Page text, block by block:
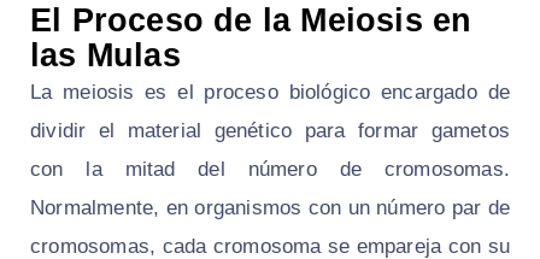
El Proceso de la Meiosis en
las Mulas
La meiosis es el proceso biológico encargado de
dividir el material genético para formar gametos
con la mitad del número de cromosomas.
Normalmente, en organismos con un número par de
cromosomas, cada cromosoma se empareja con su